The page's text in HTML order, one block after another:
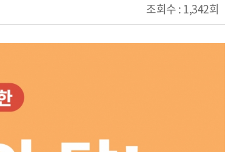
조회수 :1,342회